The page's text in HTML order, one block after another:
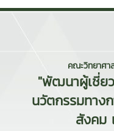
คณะวิทยาศา
"พัฒนาผู้เชี่ย
นวัตกรรมทาง
สังคม